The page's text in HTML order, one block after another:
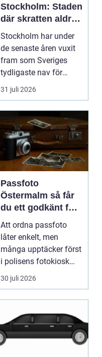
Stockholm: Staden
där skratten aldrig
tar paus
Stockholm har under
de senaste åren vuxit
fram som Sveriges
tydligaste nav för
livehumor....
31 juli 2026
Passfoto
Östermalm så får
du ett godkänt foto
utan stress
Att ordna passfoto
låter enkelt, men
många upptäcker först
i polisens fotokiosk
eller hos fotografen...
30 juli 2026